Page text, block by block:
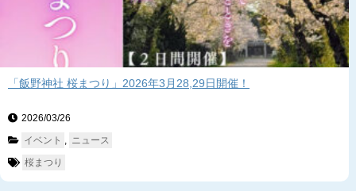
「飯野神社 桜まつり」2026年3月28,29日開催！
2026/03/26
イベント
ニュース
桜まつり